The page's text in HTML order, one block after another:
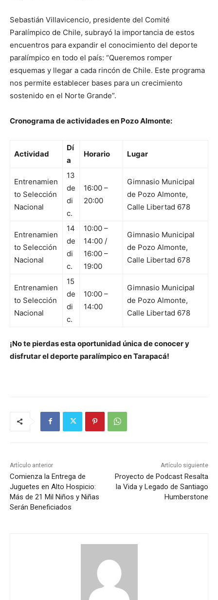
Sebastián Villavicencio, presidente del Comité
Paralímpico de Chile, subrayó la importancia de estos
encuentros para expandir el conocimiento del deporte
paralímpico en todo el país: “Queremos romper
esquemas y llegar a cada rincón de Chile. Este programa
nos permite establecer bases para un crecimiento
sostenido en el Norte Grande”.
Cronograma de actividades en Pozo Almonte:
Actividad
Dí
a
Horario Lugar
Entrenamien
to Selección
Nacional
13
de
di
c.
16:00 –
20:00
Gimnasio Municipal
de Pozo Almonte,
Calle Libertad 678
Entrenamien
to Selección
Nacional
14
de
di
c.
10:00 –
14:00 /
16:00 –
19:00
Gimnasio Municipal
de Pozo Almonte,
Calle Libertad 678
Entrenamien
to Selección
Nacional
15
de
di
c.
10:00 –
14:00
Gimnasio Municipal
de Pozo Almonte,
Calle Libertad 678
¡No te pierdas esta oportunidad única de conocer y
disfrutar el deporte paralímpico en Tarapacá!
Artículo anterior
Comienza la Entrega de
Juguetes en Alto Hospicio:
Más de 21 Mil Niños y Niñas
Serán Beneficiados
Artículo siguiente
Proyecto de Podcast Resalta
la Vida y Legado de Santiago
Humberstone